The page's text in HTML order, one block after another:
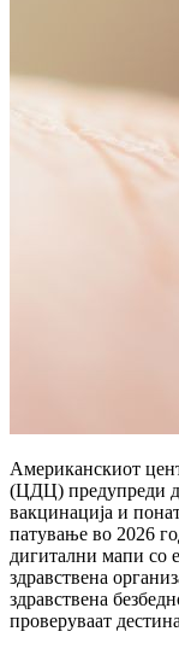
Американскиот
(ЦДЦ) предупреди
вакцинација и
патување во 2026
дигитални мапи со
здравствена
здравствена
проверуваат